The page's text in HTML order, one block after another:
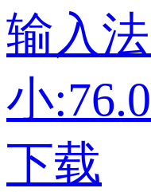
输入法
小
下载